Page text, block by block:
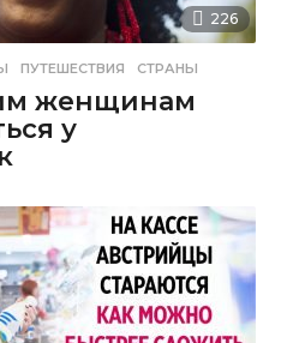
226
,ПУТЕШЕСТВИЯ ,СТРАНЫ
женщинам
у